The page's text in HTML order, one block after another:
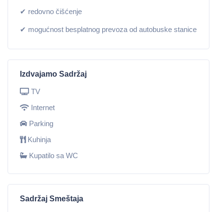
✔ redovno čišćenje
✔ mogućnost besplatnog prevoza od autobuske stanice
Izdvajamo Sadržaj
TV
Internet
Parking
Kuhinja
Kupatilo sa WC
Sadržaj Smeštaja